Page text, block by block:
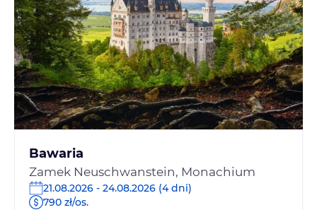
Bawaria
Zamek Neuschwanstein, Monachium
21.08.2026 - 24.08.2026 (4 dni)
790 zł/os.